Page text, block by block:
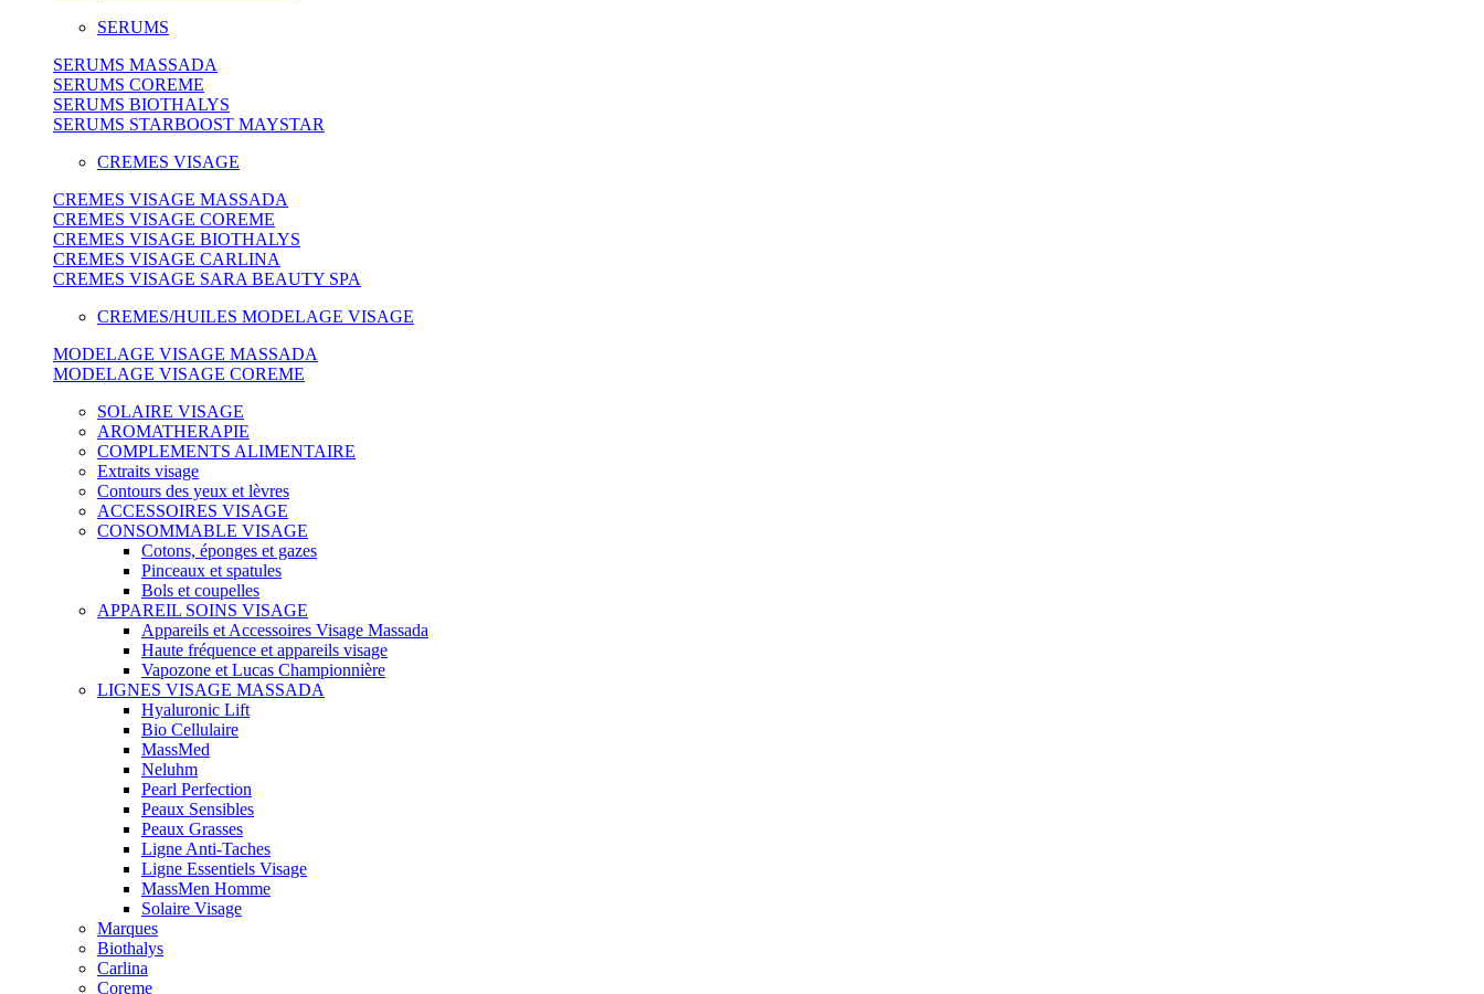
SERUMS
SERUMS MASSADA
SERUMS COREME
SERUMS BIOTHALYS
SERUMS STARBOOST MAYSTAR
CREMES VISAGE
CREMES VISAGE MASSADA
CREMES VISAGE COREME
CREMES VISAGE BIOTHALYS
CREMES VISAGE CARLINA
CREMES VISAGE SARA BEAUTY SPA
CREMES/HUILES MODELAGE VISAGE
MODELAGE VISAGE MASSADA
MODELAGE VISAGE COREME
SOLAIRE VISAGE
AROMATHERAPIE
COMPLEMENTS ALIMENTAIRE
Extraits visage
Contours des yeux et lèvres
ACCESSOIRES VISAGE
CONSOMMABLE VISAGE
Cotons, éponges et gazes
Pinceaux et spatules
Bols et coupelles
APPAREIL SOINS VISAGE
Appareils et Accessoires Visage Massada
Haute fréquence et appareils visage
Vapozone et Lucas Championnière
LIGNES VISAGE MASSADA
Hyaluronic Lift
Bio Cellulaire
MassMed
Neluhm
Pearl Perfection
Peaux Sensibles
Peaux Grasses
Ligne Anti-Taches
Ligne Essentiels Visage
MassMen Homme
Solaire Visage
Marques
Biothalys
Carlina
Coreme